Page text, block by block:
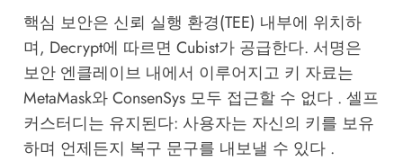
핵심 보안은 신뢰 실행 환경(TEE) 내부에 위치하
며, Decrypt에 따르면 Cubist가 공급한다. 서명은
보안 엔클레이브 내에서 이루어지고 키 자료는
MetaMask와 ConsenSys 모두 접근할 수 없다 . 셀프
커스터디는 유지된다: 사용자는 자신의 키를 보유
하며 언제든지 복구 문구를 내보낼 수 있다 .